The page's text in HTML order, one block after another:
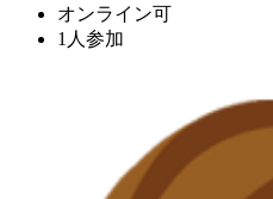
オンライン可
1人参加